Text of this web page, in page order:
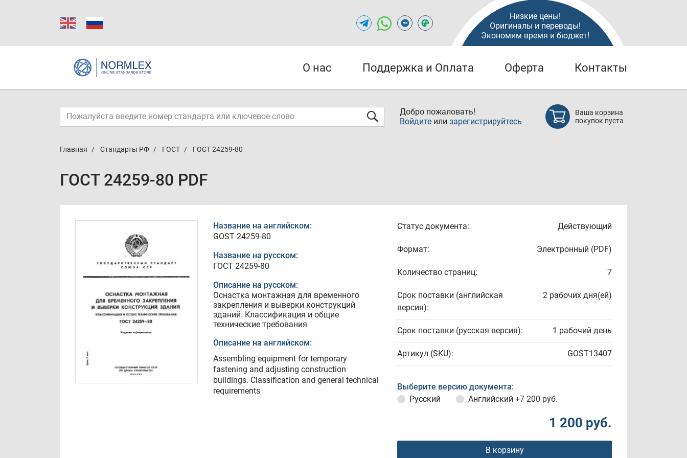
Низкие цены!
Оригиналы и переводы!
Экономим время и бюджет!
О нас Поддержка и Оплата Оферта Контакты
Добро пожаловать!
Войдите или зарегистрируйтесь
Ваша корзина
покупок пуста
Главная Стандарты РФ ГОСТ ГОСТ 24259-80
ГОСТ 24259-80 PDF
Название на английском:
GOST 24259-80
Название на русском:
ГОСТ 24259-80
Описание на русском:
Оснастка монтажная для временного
закрепления и выверки конструкций
зданий. Классификация и общие
технические требования
Описание на английском:
Assembling equipment for temporary
fastening and adjusting construction
buildings. Classification and general technical
requirements
Статус документа: Действующий
Формат: Электронный (PDF)
Количество страниц: 7
Срок поставки (английская
версия):
2 рабочих дня(ей)
Срок поставки (русская версия): 1 рабочий день
Артикул (SKU): GOST13407
Выберите версию документа:
Русский
Английский +7 200 руб.
1 200 руб.
В корзину